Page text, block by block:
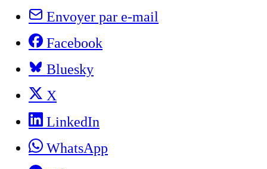
Envoyer par e-mail
Facebook
Bluesky
X
LinkedIn
WhatsApp